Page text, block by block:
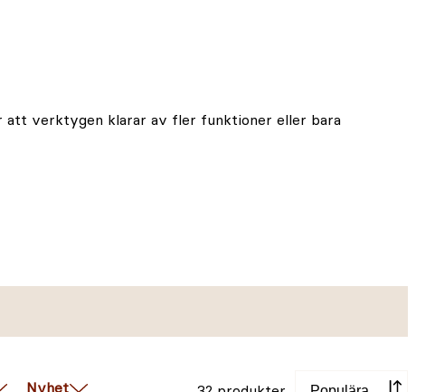
att verktygen klarar av fler funktioner eller bara
Nyhet Sortera